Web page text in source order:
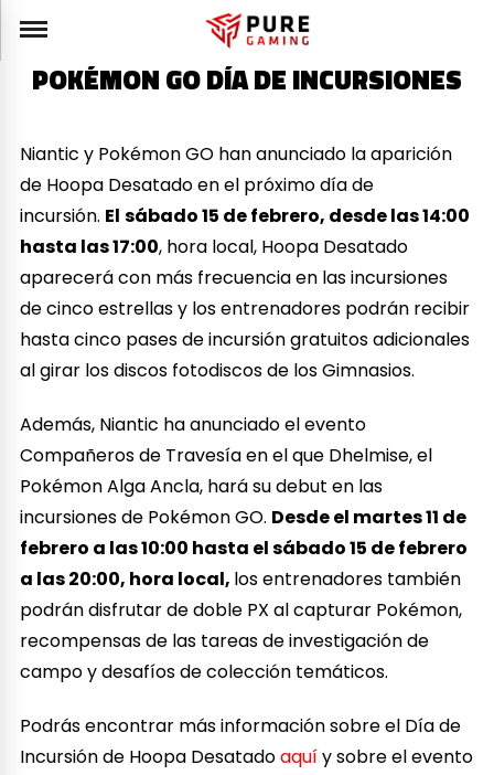
POKÉMON GO DÍA DE INCURSIONES
Niantic y Pokémon GO han anunciado la aparición
de Hoopa Desatado en el próximo día de
incursión. El sábado 15 de febrero, desde las 14:00
hasta las 17:00, hora local, Hoopa Desatado
aparecerá con más frecuencia en las incursiones
de cinco estrellas y los entrenadores podrán recibir
hasta cinco pases de incursión gratuitos adicionales
al girar los discos fotodiscos de los Gimnasios.
Además, Niantic ha anunciado el evento
Compañeros de Travesía en el que Dhelmise, el
Pokémon Alga Ancla, hará su debut en las
incursiones de Pokémon GO. Desde el martes 11 de
febrero a las 10:00 hasta el sábado 15 de febrero
a las 20:00, hora local, los entrenadores también
podrán disfrutar de doble PX al capturar Pokémon,
recompensas de las tareas de investigación de
campo y desafíos de colección temáticos.
Podrás encontrar más información sobre el Día de
Incursión de Hoopa Desatadoaquíy sobre el evento